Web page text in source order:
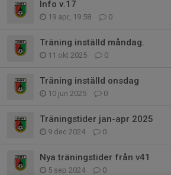
Info v.17
19 apr, 19:58 0
Träning inställd måndag.
11 okt 2025 0
Träning inställd onsdag
10 jun 2025 0
Träningstider jan-apr 2025
9 dec 2024 0
Nya träningstider från v41
5 sep 2024 0